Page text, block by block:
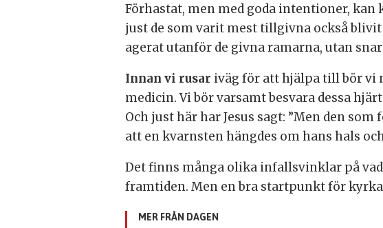
Förhastat, men med goda intentioner,
just de som varit mest tillgivna också
agerat utanför de givna ramarna, utan
Innan vi rusar iväg för att hjälpa till bör vi
medicin. Vi bör varsamt besvara dessa
Och just här har Jesus sagt: ”Men den
att en kvarnsten hängdes om hans hals
Det finns många olika infallsvinklar på
framtiden. Men en bra startpunkt för
MER FRÅN DAGEN